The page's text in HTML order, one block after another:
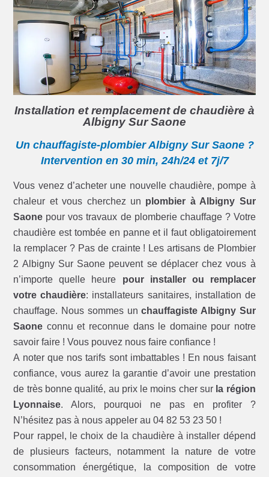
Installation et remplacement de chaudière à
Albigny Sur Saone
Un chauffagiste-plombier Albigny Sur Saone ?
Intervention en 30 min, 24h/24 et 7j/7
Vous venez d’acheter une nouvelle chaudière, pompe à
chaleur et vous cherchez un plombier à Albigny Sur
Saone pour vos travaux de plomberie chauffage ? Votre
chaudière est tombée en panne et il faut obligatoirement
la remplacer ? Pas de crainte ! Les artisans de Plombier
2 Albigny Sur Saone peuvent se déplacer chez vous à
n’importe quelle heure pour installer ou remplacer
votre chaudière: installateurs sanitaires, installation de
chauffage. Nous sommes unchauffagiste Albigny Sur
Saone connu et reconnue dans le domaine pour notre
savoir faire ! Vous pouvez nous faire confiance !
A noter que nos tarifs sont imbattables ! En nous faisant
confiance, vous aurez la garantie d’avoir une prestation
de très bonne qualité, au prix le moins cher sur la région
Lyonnaise. Alors, pourquoi ne pas en profiter ?
N’hésitez pas à nous appeler au 04 82 53 23 50 !
Pour rappel, le choix de la chaudière à installer dépend
de plusieurs facteurs, notamment la nature de votre
consommation énergétique, la composition de votre